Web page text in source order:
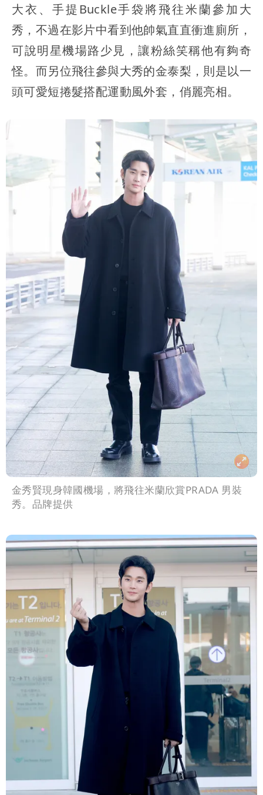
大衣、手提Buckle手袋將飛往米蘭參加大
秀，不過在影片中看到他帥氣直直衝進廁所，
可說明星機場路少見，讓粉絲笑稱他有夠奇
怪。而另位飛往參與大秀的金泰梨，則是以一
頭可愛短捲髮搭配運動風外套，俏麗亮相。
金秀賢現身韓國機場，將飛往米蘭欣賞PRADA 男裝
秀。品牌提供